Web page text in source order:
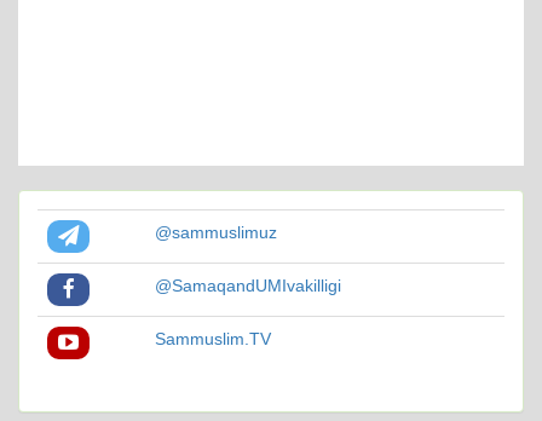
@sammuslimuz
@SamaqandUMIvakilligi
Sammuslim.TV